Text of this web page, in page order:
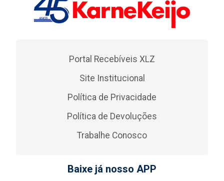
Portal Recebíveis XLZ
Site Institucional
Política de Privacidade
Política de Devoluções
Trabalhe Conosco
Baixe já nosso APP